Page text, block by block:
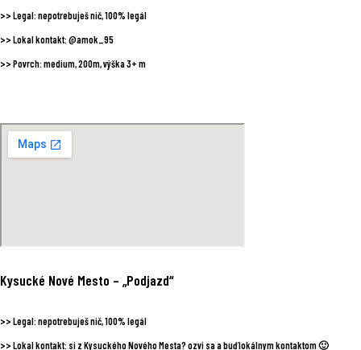
>> Legal: nepotrebuješ nič, 100% legál
>> Lokal kontakt: @amok_95
>> Povrch: medium, 200m, výška 3+ m
Kysucké Nové Mesto – „Podjazd“
>> Legal: nepotrebuješ nič, 100% legál
>> Lokal kontakt: si z Kysuckého Nového Mesta? ozvi sa a buď lokálnym kontaktom 🙂